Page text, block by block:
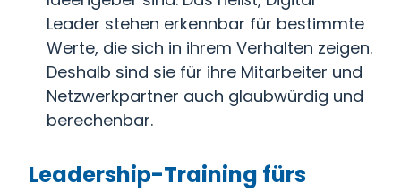
Leader stehen erkennbar für bestimmte
Werte, die sich in ihrem Verhalten zeigen.
Deshalb sind sie für ihre Mitarbeiter und
Netzwerkpartner auch glaubwürdig und
berechenbar.
Leadership-Training fürs